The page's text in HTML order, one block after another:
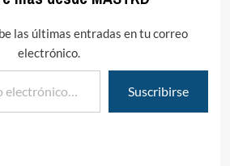
las últimas entradas en tu correo
electrónico.
Suscribirse